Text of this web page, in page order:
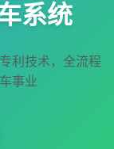
系统
利技术，全流程
事业